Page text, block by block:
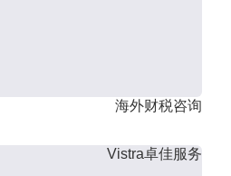
海外财税咨询
Vistra卓佳服务